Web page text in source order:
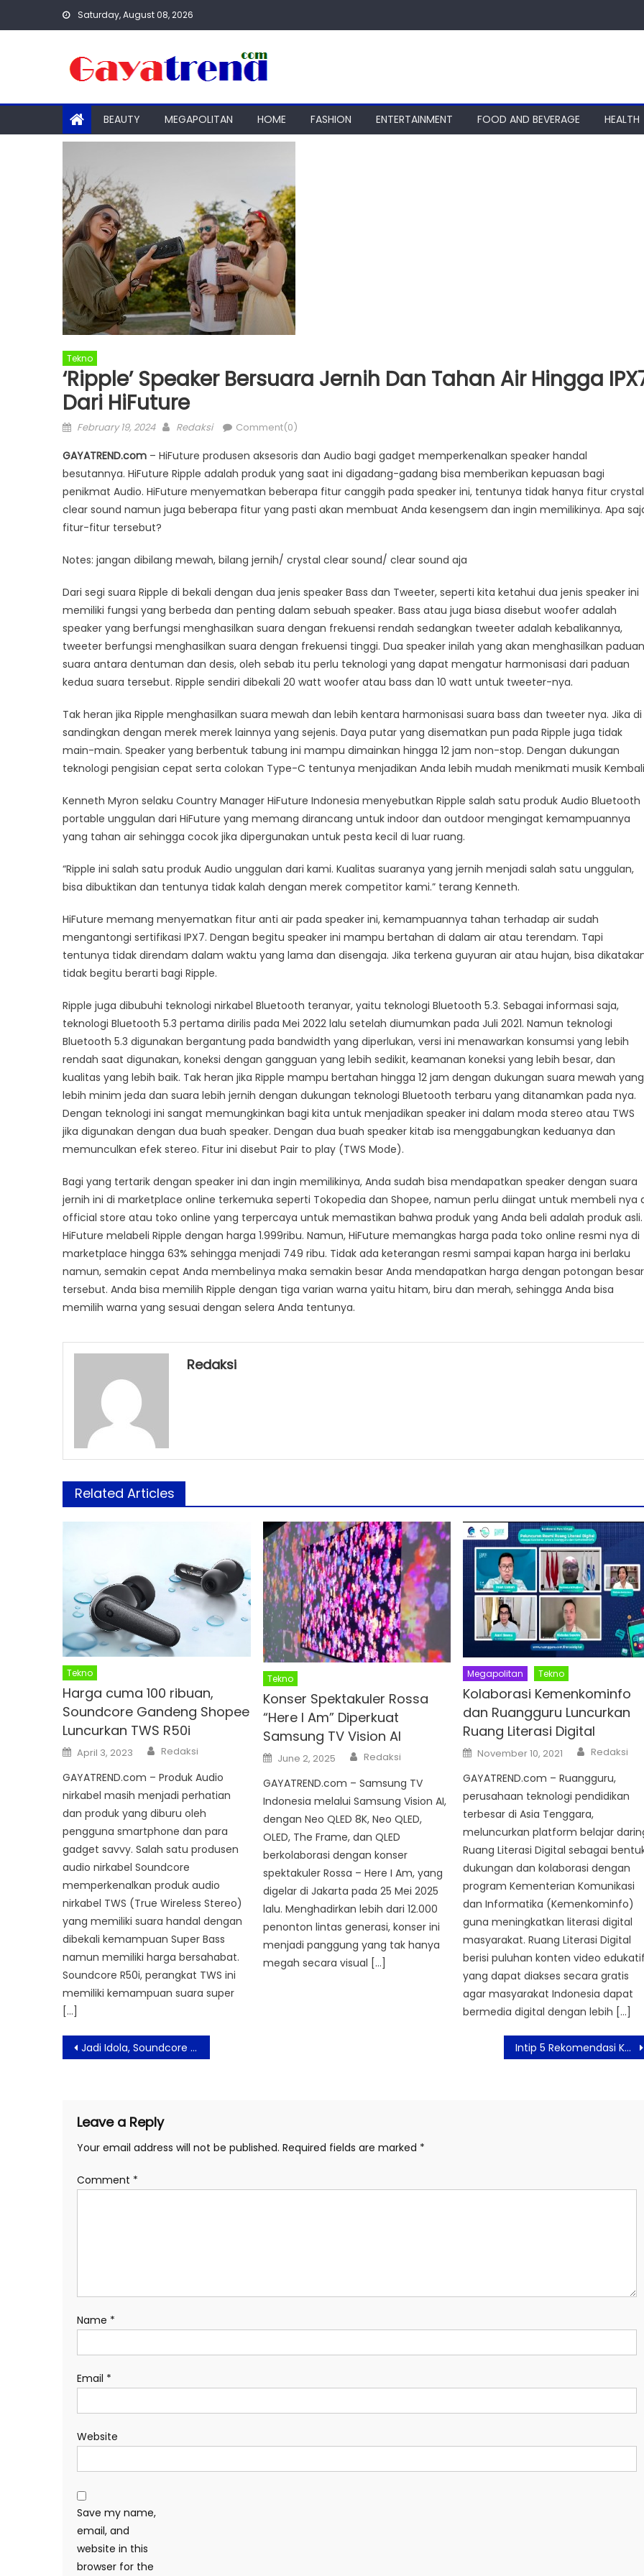
Saturday, August 08, 2026
BEAUTY MEGAPOLITAN HOME FASHION ENTERTAINMENT FOOD AND BEVERAGE HEALTH
Tekno
‘Ripple’ Speaker Bersuara Jernih Dan Tahan Air Hingga
Dari HiFuture
Posted
February 19, 2024 Author
Redaksi Comment(0)
GAYATREND.com – HiFuture produsen aksesoris dan Audio bagi gadget memperkenalkan speaker handal
besutannya. HiFuture Ripple adalah produk yang saat ini digadang-gadang bisa memberikan kepuasan bagi
penikmat Audio. HiFuture menyematkan beberapa fitur canggih pada speaker ini, tentunya tidak hanya fitur crystal
clear sound namun juga beberapa fitur yang pasti akan membuat Anda kesengsem dan ingin memilikinya. Apa
fitur-fitur tersebut?
Notes: jangan dibilang mewah, bilang jernih/ crystal clear sound/ clear sound aja
Dari segi suara Ripple di bekali dengan dua jenis speaker Bass dan Tweeter, seperti kita ketahui dua jenis speaker ini
memiliki fungsi yang berbeda dan penting dalam sebuah speaker. Bass atau juga biasa disebut woofer adalah
speaker yang berfungsi menghasilkan suara dengan frekuensi rendah sedangkan tweeter adalah kebalikannya,
tweeter berfungsi menghasilkan suara dengan frekuensi tinggi. Dua speaker inilah yang akan menghasilkan paduan
suara antara dentuman dan desis, oleh sebab itu perlu teknologi yang dapat mengatur harmonisasi dari paduan
kedua suara tersebut. Ripple sendiri dibekali 20 watt woofer atau bass dan 10 watt untuk tweeter-nya.
Tak heran jika Ripple menghasilkan suara mewah dan lebih kentara harmonisasi suara bass dan tweeter nya. Jika di
sandingkan dengan merek merek lainnya yang sejenis. Daya putar yang disematkan pun pada Ripple juga tidak
main-main. Speaker yang berbentuk tabung ini mampu dimainkan hingga 12 jam non-stop. Dengan dukungan
teknologi pengisian cepat serta colokan Type-C tentunya menjadikan Anda lebih mudah menikmati musik
Kenneth Myron selaku Country Manager HiFuture Indonesia menyebutkan Ripple salah satu produk Audio Bluetooth
portable unggulan dari HiFuture yang memang dirancang untuk indoor dan outdoor mengingat kemampuannya
yang tahan air sehingga cocok jika dipergunakan untuk pesta kecil di luar ruang.
“Ripple ini salah satu produk Audio unggulan dari kami. Kualitas suaranya yang jernih menjadi salah satu unggulan,
bisa dibuktikan dan tentunya tidak kalah dengan merek competitor kami.” terang Kenneth.
HiFuture memang menyematkan fitur anti air pada speaker ini, kemampuannya tahan terhadap air sudah
mengantongi sertifikasi IPX7. Dengan begitu speaker ini mampu bertahan di dalam air atau terendam. Tapi
tentunya tidak direndam dalam waktu yang lama dan disengaja. Jika terkena guyuran air atau hujan, bisa
tidak begitu berarti bagi Ripple.
Ripple juga dibubuhi teknologi nirkabel Bluetooth teranyar, yaitu teknologi Bluetooth 5.3. Sebagai informasi saja,
teknologi Bluetooth 5.3 pertama dirilis pada Mei 2022 lalu setelah diumumkan pada Juli 2021. Namun teknologi
Bluetooth 5.3 digunakan bergantung pada bandwidth yang diperlukan, versi ini menawarkan konsumsi yang lebih
rendah saat digunakan, koneksi dengan gangguan yang lebih sedikit, keamanan koneksi yang lebih besar, dan
kualitas yang lebih baik. Tak heran jika Ripple mampu bertahan hingga 12 jam dengan dukungan suara mewah yang
lebih minim jeda dan suara lebih jernih dengan dukungan teknologi Bluetooth terbaru yang ditanamkan pada nya.
Dengan teknologi ini sangat memungkinkan bagi kita untuk menjadikan speaker ini dalam moda stereo atau TWS
jika digunakan dengan dua buah speaker. Dengan dua buah speaker kitab isa menggabungkan keduanya dan
memunculkan efek stereo. Fitur ini disebut Pair to play (TWS Mode).
Bagi yang tertarik dengan speaker ini dan ingin memilikinya, Anda sudah bisa mendapatkan speaker dengan suara
jernih ini di marketplace online terkemuka seperti Tokopedia dan Shopee, namun perlu diingat untuk membeli nya
official store atau toko online yang terpercaya untuk memastikan bahwa produk yang Anda beli adalah produk asli.
HiFuture melabeli Ripple dengan harga 1.999ribu. Namun, HiFuture memangkas harga pada toko online resmi nya di
marketplace hingga 63% sehingga menjadi 749 ribu. Tidak ada keterangan resmi sampai kapan harga ini berlaku
namun, semakin cepat Anda membelinya maka semakin besar Anda mendapatkan harga dengan potongan besar
tersebut. Anda bisa memilih Ripple dengan tiga varian warna yaitu hitam, biru dan merah, sehingga Anda bisa
memilih warna yang sesuai dengan selera Anda tentunya.
Redaksi
Related Articles
Tekno
Harga cuma 100 ribuan,
Soundcore Gandeng Shopee
Luncurkan TWS R50i
Posted
on
April 3, 2023 Author
Redaksi
GAYATREND.com – Produk Audio
nirkabel masih menjadi perhatian
dan produk yang diburu oleh
pengguna smartphone dan para
gadget savvy. Salah satu produsen
audio nirkabel Soundcore
memperkenalkan produk audio
nirkabel TWS (True Wireless Stereo)
yang memiliki suara handal dengan
dibekali kemampuan Super Bass
namun memiliki harga bersahabat.
Soundcore R50i, perangkat TWS ini
memiliki kemampuan suara super
[…]
Tekno
Konser Spektakuler Rossa
“Here I Am” Diperkuat
Samsung TV Vision AI
Posted
on
June 2, 2025 Author
Redaksi
GAYATREND.com – Samsung TV
Indonesia melalui Samsung Vision AI,
dengan Neo QLED 8K, Neo QLED,
OLED, The Frame, dan QLED
berkolaborasi dengan konser
spektakuler Rossa – Here I Am, yang
digelar di Jakarta pada 25 Mei 2025
lalu. Menghadirkan lebih dari 12.000
penonton lintas generasi, konser ini
menjadi panggung yang tak hanya
megah secara visual […]
Megapolitan Tekno
Kolaborasi Kemenkominfo
dan Ruangguru Luncurkan
Ruang Literasi Digital
Posted
on
November 10, 2021 Author
Redaksi
GAYATREND.com – Ruangguru,
perusahaan teknologi pendidikan
terbesar di Asia Tenggara,
meluncurkan platform belajar
Ruang Literasi Digital sebagai
dukungan dan kolaborasi dengan
program Kementerian Komunikasi
dan Informatika (Kemenkominfo)
guna meningkatkan literasi digital
masyarakat. Ruang Literasi Digital
berisi puluhan konten video
yang dapat diakses secara gratis
agar masyarakat Indonesia dapat
bermedia digital dengan lebih […]
Post
navigation
Jadi Idola, Soundcore Relaunching R50i dengan Dua Varian Warna Menawan Intip 5 Rekomendasi Kegiatan Malam Minggu Bareng Samsung The Freestyle 2.0
Leave a Reply
Your email address will not be published. Required fields are marked *
Comment *
Name *
Email *
Website
Save my name,
email, and
website in this
browser for the